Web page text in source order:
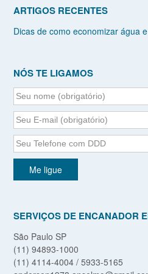
ARTIGOS RECENTES
Dicas de como economizar água
NÓS TE LIGAMOS
SERVIÇOS DE ENCANADOR
São Paulo SP
(11) 94893-1000
(11) 4114-4004 / 5933-5165